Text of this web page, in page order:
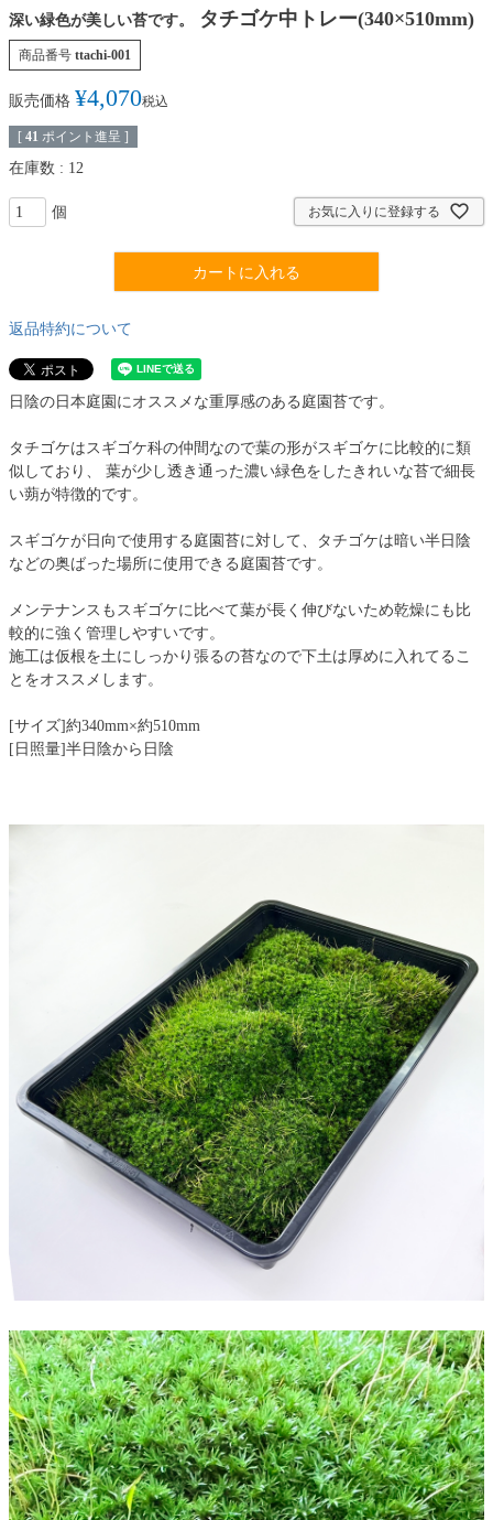
深い緑色が美しい苔です。 タチゴケ中トレー(340×510mm)
商品番号 ttachi-001
販売価格 ¥4,070税込
[ 41 ポイント進呈 ]
在庫数 12
お気に入りに登録する
カートに入れる
返品特約について
日陰の日本庭園にオススメな重厚感のある庭園苔です。
タチゴケはスギゴケ科の仲間なので葉の形がスギゴケに比較的に類
似しており、 葉が少し透き通った濃い緑色をしたきれいな苔で細長
い蒴が特徴的です。
スギゴケが日向で使用する庭園苔に対して、タチゴケは暗い半日陰
などの奥ばった場所に使用できる庭園苔です。
メンテナンスもスギゴケに比べて葉が長く伸びないため乾燥にも比
較的に強く管理しやすいです。
施工は仮根を土にしっかり張るの苔なので下土は厚めに入れてるこ
とをオススメします。
[サイズ]約340mm×約510mm
[日照量]半日陰から日陰